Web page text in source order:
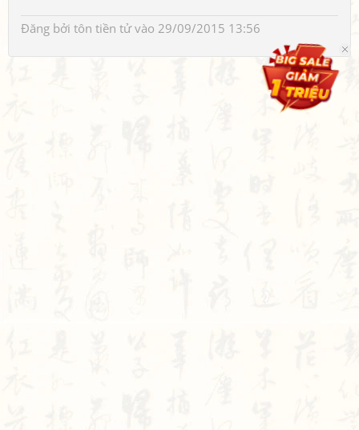
Đăng bởi tôn tiền tửvào 29/09/2015 13:56